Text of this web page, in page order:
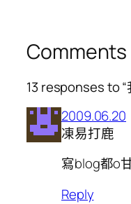
Comments
13 responses to “
2009.06.20
凍易打鹿
寫blog都o
Reply